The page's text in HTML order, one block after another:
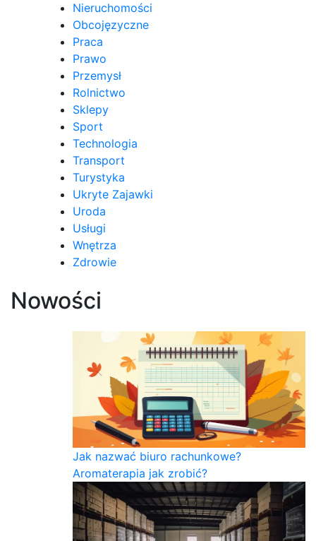
Nieruchomości
Obcojęzyczne
Praca
Prawo
Przemysł
Rolnictwo
Sklepy
Sport
Technologia
Transport
Turystyka
Ukryte Zajawki
Uroda
Usługi
Wnętrza
Zdrowie
Nowości
Jak nazwać biuro rachunkowe?
Aromaterapia jak zrobić?